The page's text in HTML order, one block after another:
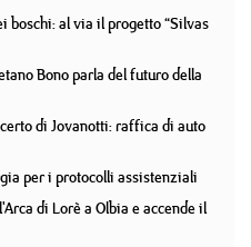
boschi: al via il progetto “Silvas
Bono parla del futuro della
di Jovanotti: raffica di auto
per i protocolli assistenziali
di Lorè a Olbia e accende il